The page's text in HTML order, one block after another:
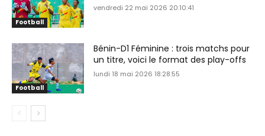
Football
vendredi 22 mai 2026 20:10:41
Football
Bénin-D1 Féminine : trois matchs pour
un titre, voici le format des play-offs
lundi 18 mai 2026 18:28:55